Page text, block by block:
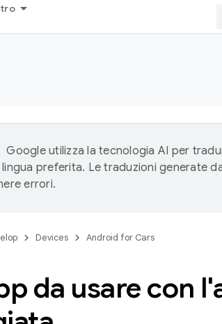
Google utilizza la tecnologia AI per
preferita. Le traduzioni generate
errori.
Devices Android for Cars
da usare con